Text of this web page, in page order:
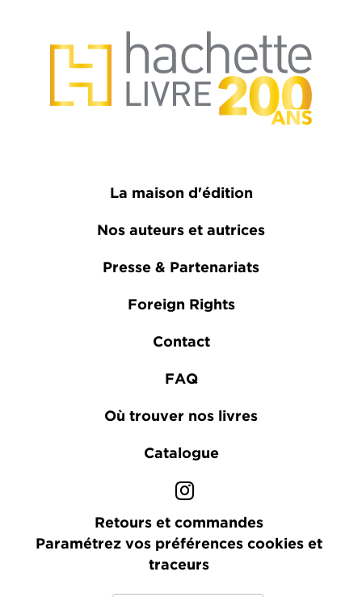
La maison d'édition
Nos auteurs et autrices
Presse & Partenariats
Foreign Rights
Contact
FAQ
Où trouver nos livres
Catalogue
Retours et commandes
Paramétrez vos préférences cookies et
traceurs